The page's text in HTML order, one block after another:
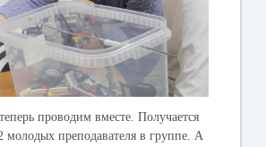
проводим вместе. Получается
молодых преподавателя в группе. А